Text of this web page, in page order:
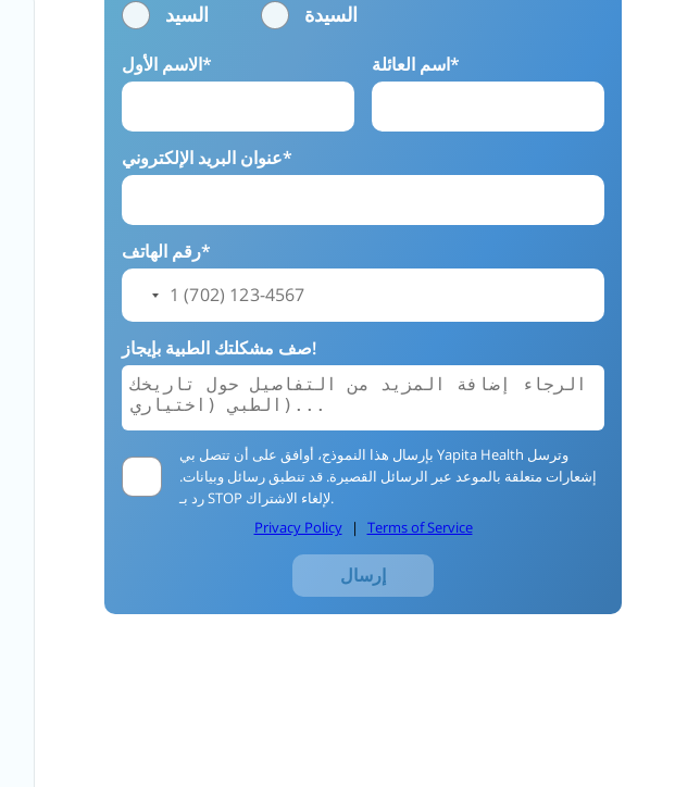
السيد السيدة
الاسم الأول* اسم العائلة*
عنوان البريد الإلكتروني*
رقم الهاتف*
صف مشكلتك الطبية بإيجاز!
بإرسال هذا النموذج، أوافق على أن تتصل بي Yapita Health وترسل
إشعارات متعلقة بالموعد عبر الرسائل القصيرة. قد تنطبق رسائل وبيانات.
رد بـ STOP لإلغاء الاشتراك.
Privacy Policy
| Terms of Service
إرسال